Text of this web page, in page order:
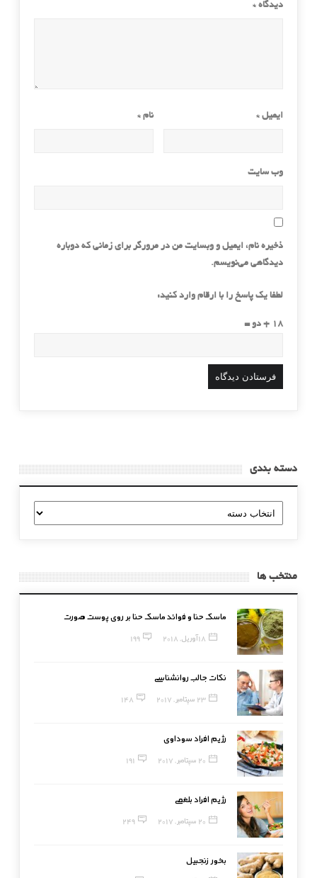
دیدگاه *
نام* ایمیل *
وب‌ سایت
ذخیره نام، ایمیل و وبسایت من در مرورگر برای زمانی که دوباره
دیدگاهی می‌نویسم.
لطفا یک پاسخ را با ارقام وارد کنید:
18 + دو =
دسته بندی
دسته
بندی
منتخب ها
ماسک حنا و فوائد ماسک حنا بر روی پوست صورت
18 آوریل, 2018 199
نکات جالب روانشناسی
23 سپتامبر, 2017 148
رژیم افراد سوداوی
20 سپتامبر, 2017 191
رژیم افراد بلغمی
20 سپتامبر, 2017 249
بخور زنجبیل